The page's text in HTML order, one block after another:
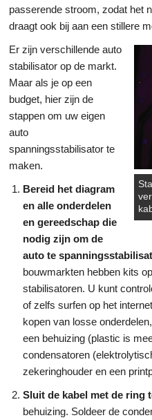
passerende stroom, zodat het
draagt ook bij aan een stillere
Er zijn verschillende auto
stabilisator op de markt.
Maar als je op een
budget, hier zijn de
stappen om uw eigen
auto
spanningsstabilisator te
maken.
Bereid het diagram
en alle onderdelen
en gereedschap die
nodig zijn om de
auto te
bouwmarkten hebben kits
stabilisatoren. U kunt
of zelfs surfen op het
kopen van losse
een behuizing (plastic is
condensatoren
zekeringhouder en een
Sluit de kabel met de ring
behuizing. Soldeer de